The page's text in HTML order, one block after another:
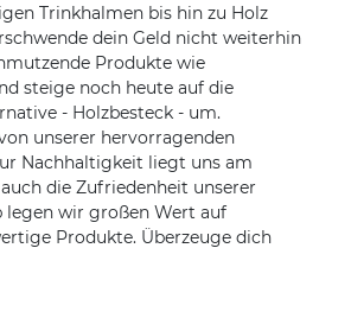
Trinkhalmen bis hin zu Holz
dein Geld nicht weiterhin
Produkte wie
steige noch heute auf die
- Holzbesteck - um.
unserer hervorragenden
Nachhaltigkeit liegt uns am
die Zufriedenheit unserer
legen wir großen Wert auf
Produkte. Überzeuge dich